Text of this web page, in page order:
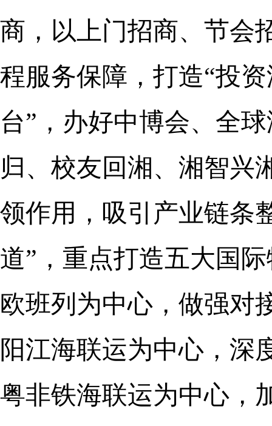
商，以上门招商、节会
程服务保障，打造“投
台”，办好中博会、全
归、校友回湘、湘智兴
领作用，吸引产业链条
道”，重点打造五大国
欧班列为中心，做强对
阳江海联运为中心，深
粤非铁海联运为中心，